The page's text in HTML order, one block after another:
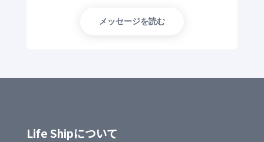
メッセージを読む
Life Shipについて